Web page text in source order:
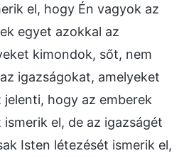
el, hogy Én vagyok az
egyet azokkal az
kimondok, sőt, nem
igazságokat, amelyeket
hogy az emberek
el, de az igazságét
Isten létezését ismerik el,